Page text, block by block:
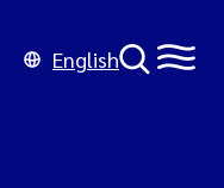
English